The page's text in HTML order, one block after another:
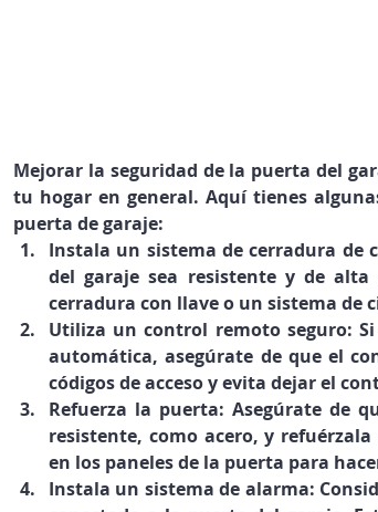
Mejorar la seguridad de la puerta del
tu hogar en general. Aquí tienes
puerta de garaje:
Instala un sistema de cerradura de
del garaje sea resistente y de
cerradura con llave o un sistema de
Utiliza un control remoto seguro:
automática, asegúrate de que el
códigos de acceso y evita dejar el
Refuerza la puerta: Asegúrate de
resistente, como acero, y
en los paneles de la puerta para
Instala un sistema de alarma: